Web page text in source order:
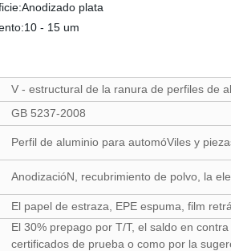
plata
- 15 um
V - estructural de la ranura de perfiles de
GB 5237-2008
Perfil de aluminio para automóViles y
AnodizacióN, recubrimiento de polvo, la
El papel de estraza, EPE espuma, film
El 30% prepago por T/T, el saldo en
certificados de prueba o como por la